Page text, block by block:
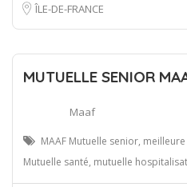
ÎLE-DE-FRANCE
MUTUELLE SENIOR
Maaf
MAAF Mutuelle senior,
Mutuelle santé, mutuelle